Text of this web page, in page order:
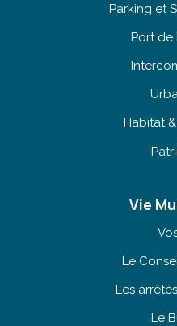
Parking et
Port de
Habitat
Vie
Le
Les
Le